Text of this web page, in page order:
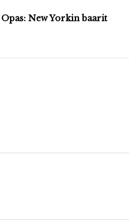
Opas: New Yorkin baarit